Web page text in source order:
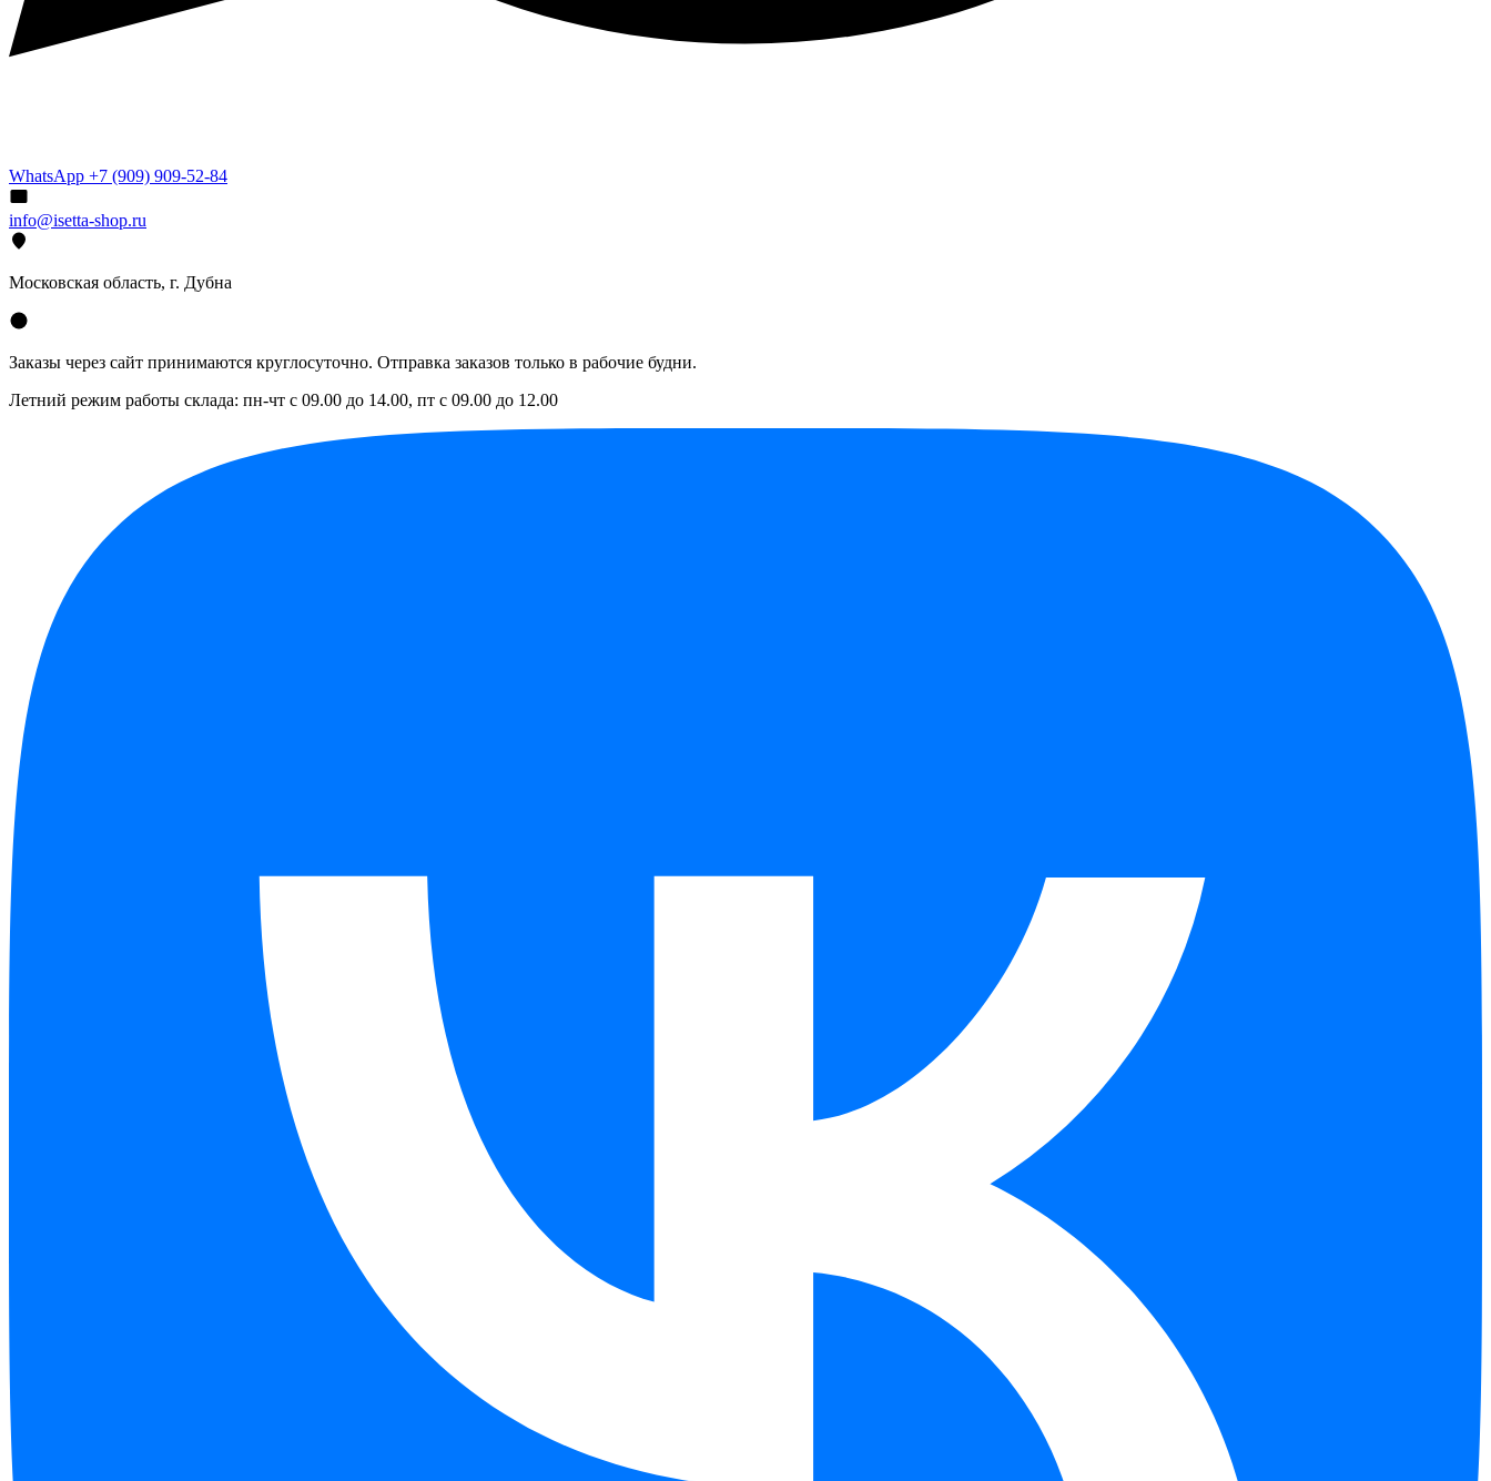
WhatsApp +7 (909) 909-52-84
info@isetta-shop.ru
Московская область, г. Дубна
Заказы через сайт принимаются круглосуточно. Отправка заказов только в рабочие будни.
Летний режим работы склада: пн-чт с 09.00 до 14.00, пт с 09.00 до 12.00